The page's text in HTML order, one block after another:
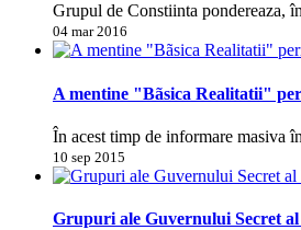
Grupul de Constiinta pondereaza,
04 mar 2016
A mentine "Bãsica Realitatii"
În acest timp de informare masiva
10 sep 2015
Grupuri ale Guvernului Secret